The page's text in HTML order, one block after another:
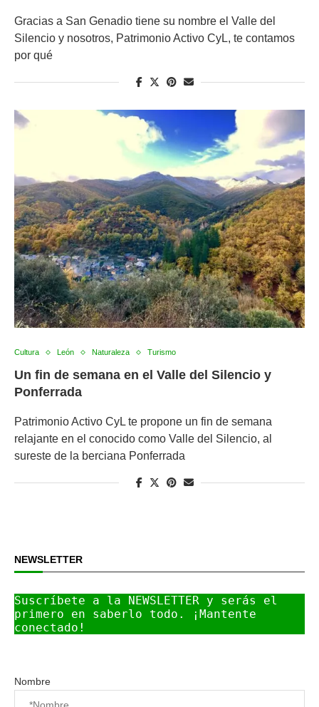
Gracias a San Genadio tiene su nombre el Valle del
Silencio y nosotros, Patrimonio Activo CyL, te contamos
por qué
Cultura León Naturaleza Turismo
Un fin de semana en el Valle del Silencio y
Ponferrada
Patrimonio Activo CyL te propone un fin de semana
relajante en el conocido como Valle del Silencio, al
sureste de la berciana Ponferrada
NEWSLETTER
Suscríbete a la NEWSLETTER y serás el
primero en saberlo todo. ¡Mantente
conectado!
Nombre